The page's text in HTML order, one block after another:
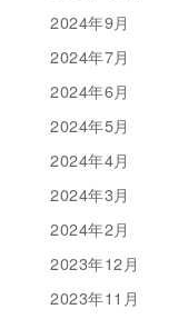
2024年9月
2024年7月
2024年6月
2024年5月
2024年4月
2024年3月
2024年2月
2023年12月
2023年11月